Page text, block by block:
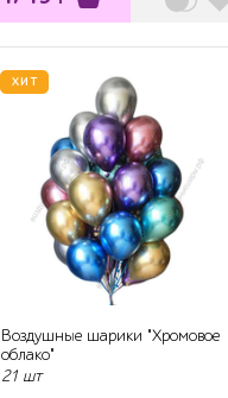
ХИТ
Воздушные шарики "Хромовое
облако"
21 шт